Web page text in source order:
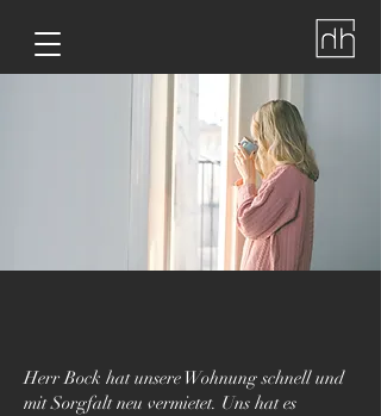
Herr Bock hat unsere Wohnung schnell und
mit Sorgfalt neu vermietet. Uns hat es